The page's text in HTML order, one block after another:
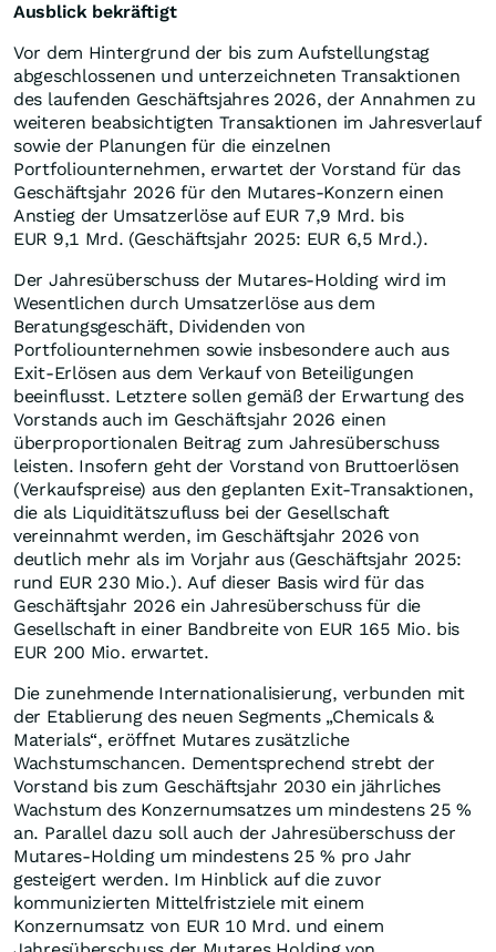
Ausblick bekräftigt
Vor dem Hintergrund der bis zum Aufstellungstag
abgeschlossenen und unterzeichneten Transaktionen
des laufenden Geschäftsjahres 2026, der Annahmen zu
weiteren beabsichtigten Transaktionen im Jahresverlauf
sowie der Planungen für die einzelnen
Portfoliounternehmen, erwartet der Vorstand für das
Geschäftsjahr 2026 für den Mutares-Konzern einen
Anstieg der Umsatzerlöse auf EUR 7,9 Mrd. bis
EUR 9,1 Mrd. (Geschäftsjahr 2025: EUR 6,5 Mrd.).
Der Jahresüberschuss der Mutares-Holding wird im
Wesentlichen durch Umsatzerlöse aus dem
Beratungsgeschäft, Dividenden von
Portfoliounternehmen sowie insbesondere auch aus
Exit-Erlösen aus dem Verkauf von Beteiligungen
beeinflusst. Letztere sollen gemäß der Erwartung des
Vorstands auch im Geschäftsjahr 2026 einen
überproportionalen Beitrag zum Jahresüberschuss
leisten. Insofern geht der Vorstand von Bruttoerlösen
(Verkaufspreise) aus den geplanten Exit-Transaktionen,
die als Liquiditätszufluss bei der Gesellschaft
vereinnahmt werden, im Geschäftsjahr 2026 von
deutlich mehr als im Vorjahr aus (Geschäftsjahr 2025:
rund EUR 230 Mio.). Auf dieser Basis wird für das
Geschäftsjahr 2026 ein Jahresüberschuss für die
Gesellschaft in einer Bandbreite von EUR 165 Mio. bis
EUR 200 Mio. erwartet.
Die zunehmende Internationalisierung, verbunden mit
der Etablierung des neuen Segments „Chemicals &
Materials“, eröffnet Mutares zusätzliche
Wachstumschancen. Dementsprechend strebt der
Vorstand bis zum Geschäftsjahr 2030 ein jährliches
Wachstum des Konzernumsatzes um mindestens 25 %
an. Parallel dazu soll auch der Jahresüberschuss der
Mutares-Holding um mindestens 25 % pro Jahr
gesteigert werden. Im Hinblick auf die zuvor
kommunizierten Mittelfristziele mit einem
Konzernumsatz von EUR 10 Mrd. und einem